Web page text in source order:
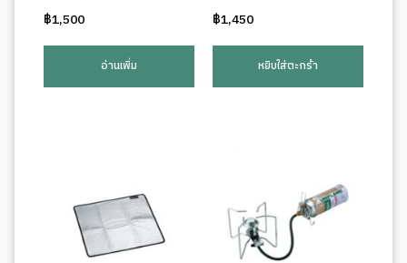
฿1,500
อ่านเพิ่ม
฿1,450
หยิบใส่ตะกร้า